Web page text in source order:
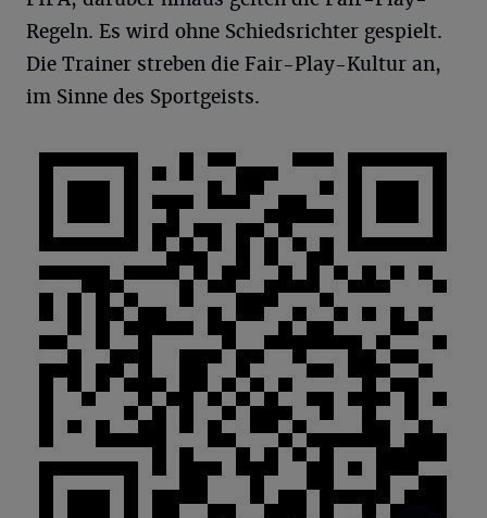
Regeln. Es wird ohne Schiedsrichter gespielt.
Die Trainer streben die Fair-Play-Kultur an,
im Sinne des Sportgeists.